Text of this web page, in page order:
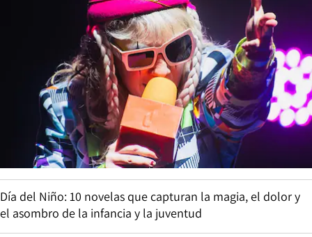
Día del Niño: 10 novelas que capturan la magia, el dolor y
el asombro de la infancia y la juventud